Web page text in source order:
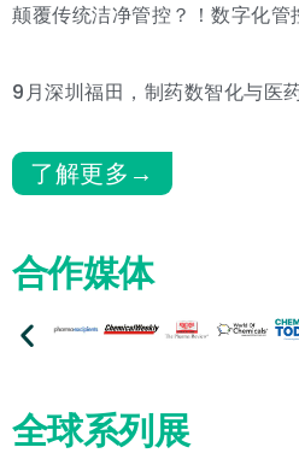
了解更多→
合作媒体
全球系列展